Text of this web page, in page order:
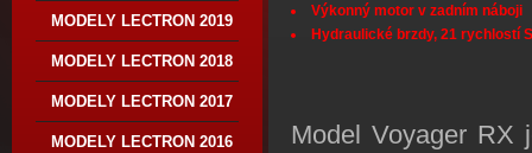
MODELY LECTRON 2019
MODELY LECTRON 2018
MODELY LECTRON 2017
MODELY LECTRON 2016
Výkonný motor v zadním náboji
Hydraulické brzdy, 21 rychlostí
Model Voyager RX